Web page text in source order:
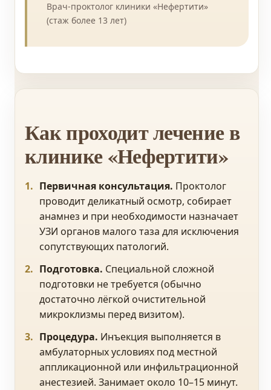
Врач-проктолог клиники «Нефертити»
(стаж более 13 лет)
Как проходит лечение в
клинике «Нефертити»
Первичная консультация. Проктолог
проводит деликатный осмотр, собирает
анамнез и при необходимости назначает
УЗИ органов малого таза для исключения
сопутствующих патологий.
Подготовка. Специальной сложной
подготовки не требуется (обычно
достаточно лёгкой очистительной
микроклизмы перед визитом).
Процедура. Инъекция выполняется в
амбулаторных условиях под местной
аппликационной или инфильтрационной
анестезией. Занимает около 10–15 минут.